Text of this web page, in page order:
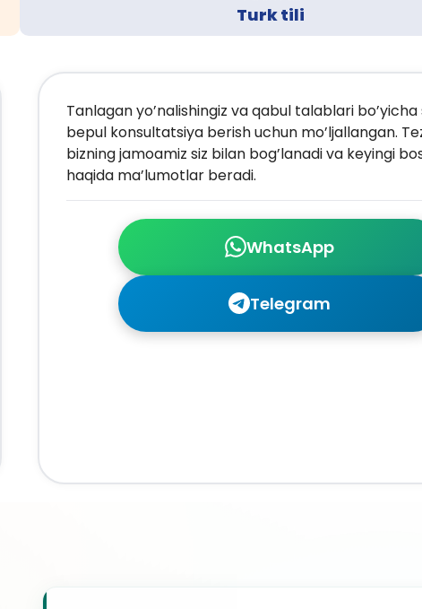
Turk tili
WhatsApp
Telegram
Tanlagan yo’nalishingiz va qabul talablari bo’yicha
bepul konsultatsiya berish uchun mo’ljallangan.
bizning jamoamiz siz bilan bog’lanadi va keyingi
haqida ma’lumotlar beradi.